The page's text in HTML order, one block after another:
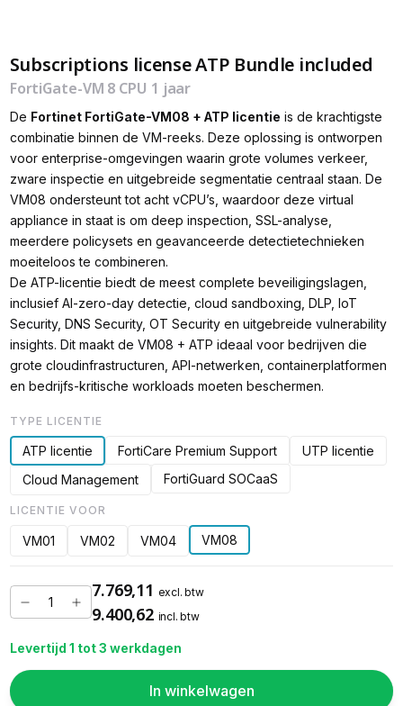
Subscriptions license ATP Bundle included
FortiGate-VM 8 CPU 1 jaar
De Fortinet FortiGate-VM08 + ATP licentie is de krachtigste
combinatie binnen de VM-reeks. Deze oplossing is ontworpen
voor enterprise-omgevingen waarin grote volumes verkeer,
zware inspectie en uitgebreide segmentatie centraal staan. De
VM08 ondersteunt tot acht vCPU’s, waardoor deze virtual
appliance in staat is om deep inspection, SSL-analyse,
meerdere policysets en geavanceerde detectietechnieken
moeiteloos te combineren.
De ATP-licentie biedt de meest complete beveiligingslagen,
inclusief AI-zero-day detectie, cloud sandboxing, DLP, IoT
Security, DNS Security, OT Security en uitgebreide vulnerability
insights. Dit maakt de VM08 + ATP ideaal voor bedrijven die
grote cloudinfrastructuren, API-netwerken, containerplatformen
en bedrijfs-kritische workloads moeten beschermen.
TYPE LICENTIE
ATP licentie FortiCare Premium Support
UTP licentie
Cloud Management
FortiGuard SOCaaS
LICENTIE VOOR
VM01 VM02 VM04 VM08
7.769,11 excl. btw
9.400,62 incl. btw
Levertijd 1 tot 3 werkdagen
In winkelwagen